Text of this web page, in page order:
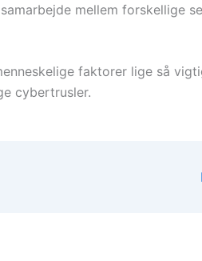
mellem forskellige
faktorer lige så
cybertrusler.